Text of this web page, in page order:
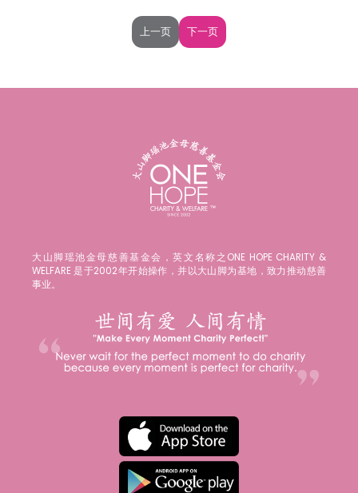
上一页 下一页
大山脚瑶池金母慈善基金会，英文名称之ONE HOPE CHARITY &
WELFARE 是于2002年开始操作，并以大山脚为基地，致力推动慈善
事业。